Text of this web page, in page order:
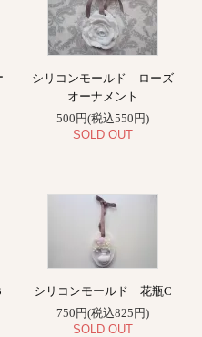
シリコンモールド ローズ
オーナメント
500円(税込550円)
SOLD OUT
シリコンモールド 花瓶C
750円(税込825円)
SOLD OUT